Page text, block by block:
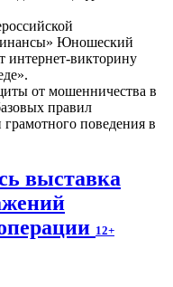
Юношеский
интернет-викторину
от мошенничества в
правил
поведения в
выставка
12+